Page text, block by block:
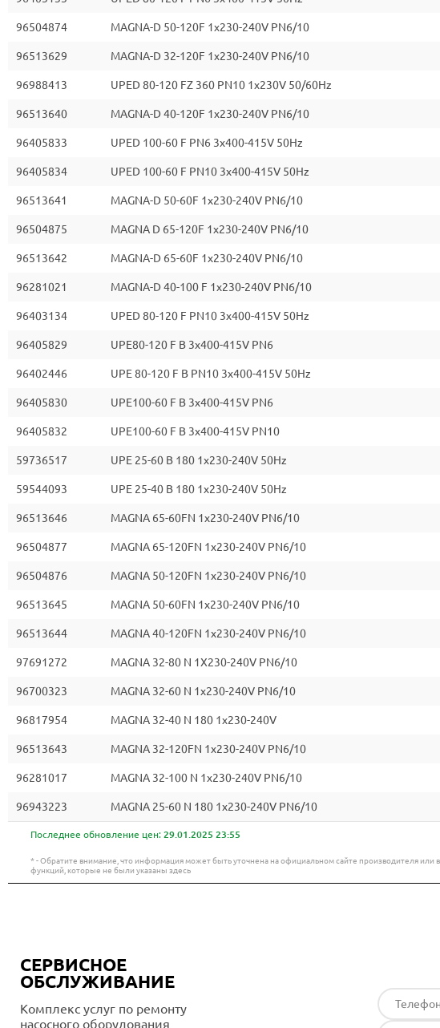
96504874 MAGNA-D 50-120F 1x230-240V PN6/10
96513629 MAGNA-D 32-120F 1x230-240V PN6/10
96988413 UPED 80-120 FZ 360 PN10 1x230V 50/60Hz
96513640 MAGNA-D 40-120F 1x230-240V PN6/10
96405833 UPED 100-60 F PN6 3x400-415V 50Hz
96405834 UPED 100-60 F PN10 3x400-415V 50Hz
96513641 MAGNA-D 50-60F 1x230-240V PN6/10
96504875 MAGNA D 65-120F 1x230-240V PN6/10
96513642 MAGNA-D 65-60F 1x230-240V PN6/10
96281021 MAGNA-D 40-100 F 1x230-240V PN6/10
96403134 UPED 80-120 F PN10 3x400-415V 50Hz
96405829 UPE80-120 F B 3x400-415V PN6
96402446 UPE 80-120 F B PN10 3x400-415V 50Hz
96405830 UPE100-60 F B 3x400-415V PN6
96405832 UPE100-60 F B 3x400-415V PN10
59736517 UPE 25-60 B 180 1x230-240V 50Hz
59544093 UPE 25-40 B 180 1x230-240V 50Hz
96513646 MAGNA 65-60FN 1x230-240V PN6/10
96504877 MAGNA 65-120FN 1x230-240V PN6/10
96504876 MAGNA 50-120FN 1x230-240V PN6/10
96513645 MAGNA 50-60FN 1x230-240V PN6/10
96513644 MAGNA 40-120FN 1x230-240V PN6/10
97691272 MAGNA 32-80 N 1X230-240V PN6/10
96700323 MAGNA 32-60 N 1x230-240V PN6/10
96817954 MAGNA 32-40 N 180 1x230-240V
96513643 MAGNA 32-120FN 1x230-240V PN6/10
96281017 MAGNA 32-100 N 1x230-240V PN6/10
96943223 MAGNA 25-60 N 180 1x230-240V PN6/10
Последнее обновление цен: 29.01.2025 23:55
* - Обратите внимание, что информация может быть уточнена на официальном сайте производителя
функций, которые не были указаны здесь
СЕРВИСНОЕ
ОБСЛУЖИВАНИЕ
Комплекс услуг по ремонту
насосного оборудования